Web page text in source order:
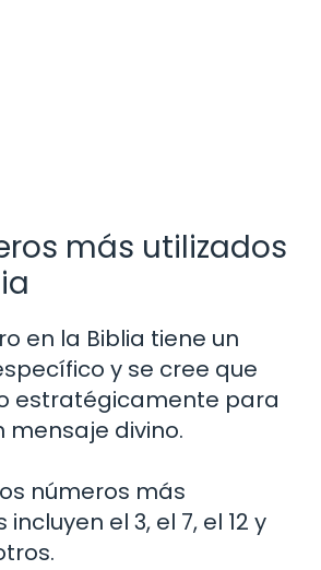
más utilizados
en la Biblia tiene un
y se cree que
estratégicamente para
mensaje divino.
números más
el 3, el 7, el 12 y